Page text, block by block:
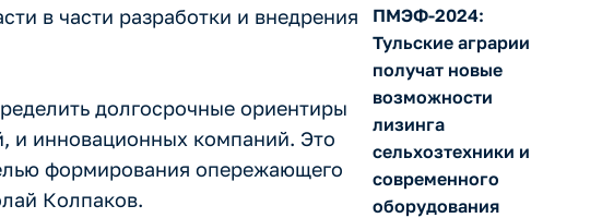
в части разработки и внедрения
долгосрочные ориентиры
и инновационных компаний. Это
формирования опережающего
Колпаков.
ПМЭФ-2024:
Тульские аграрии
получат новые
возможности
лизинга
сельхозтехники и
современного
оборудования